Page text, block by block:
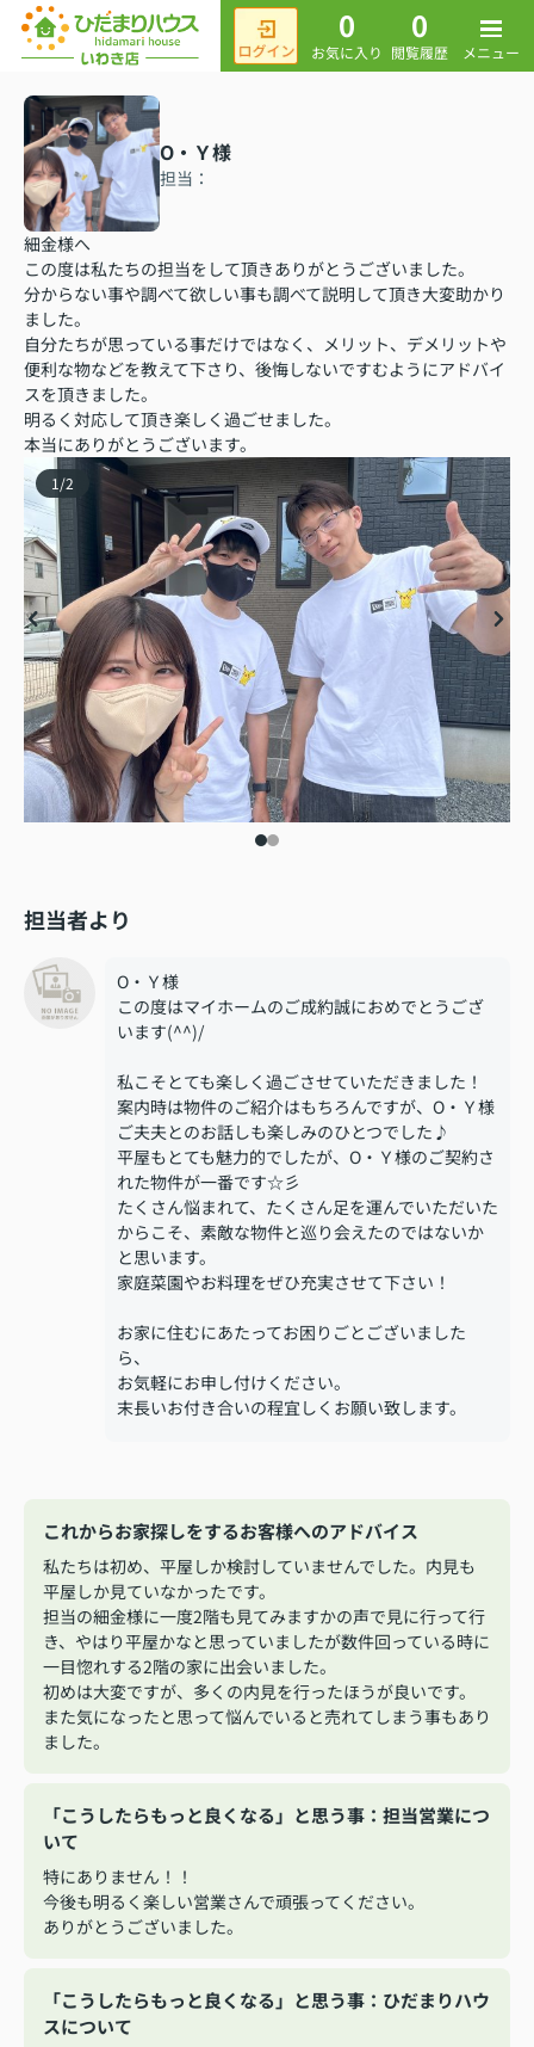
0
お気に入り
0
閲覧履歴 メニュー
O・Ｙ様
担当：
細金様へ
この度は私たちの担当をして頂きありがとうございました。
分からない事や調べて欲しい事も調べて説明して頂き大変助かり
ました。
自分たちが思っている事だけではなく、メリット、デメリットや
便利な物などを教えて下さり、後悔しないですむようにアドバイ
スを頂きました。
明るく対応して頂き楽しく過ごせました。
本当にありがとうございます。
1 /2
担当者より
O・Ｙ様
この度はマイホームのご成約誠におめでとうござ
います(^^)/
私こそとても楽しく過ごさせていただきました！
案内時は物件のご紹介はもちろんですが、O・Ｙ様
ご夫夫とのお話しも楽しみのひとつでした♪
平屋もとても魅力的でしたが、O・Ｙ様のご契約さ
れた物件が一番です☆彡
たくさん悩まれて、たくさん足を運んでいただいた
からこそ、素敵な物件と巡り会えたのではないか
と思います。
家庭菜園やお料理をぜひ充実させて下さい！
お家に住むにあたってお困りごとございました
ら、
お気軽にお申し付けください。
末長いお付き合いの程宜しくお願い致します。
これからお家探しをするお客様へのアドバイス
私たちは初め、平屋しか検討していませんでした。内見も
平屋しか見ていなかったです。
担当の細金様に一度2階も見てみますかの声で見に行って行
き、やはり平屋かなと思っていましたが数件回っている時に
一目惚れする2階の家に出会いました。
初めは大変ですが、多くの内見を行ったほうが良いです。
また気になったと思って悩んでいると売れてしまう事もあり
ました。
「こうしたらもっと良くなる」と思う事：担当営業につ
いて
特にありません！！
今後も明るく楽しい営業さんで頑張ってください。
ありがとうございました。
「こうしたらもっと良くなる」と思う事：ひだまりハウ
スについて